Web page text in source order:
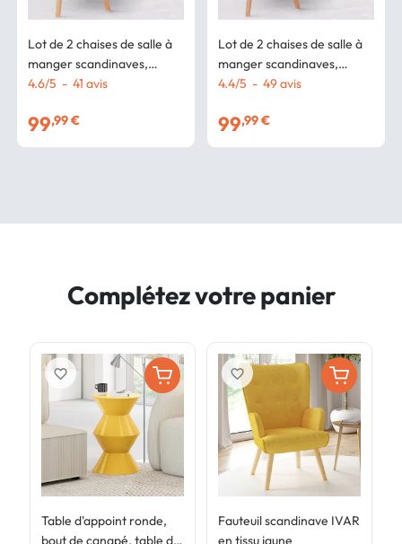
Lot de 2 chaises de salle à
manger scandinaves,
fauteuils de table SARA
couleurs
4.6/5 - 41 avis
99,99 €
Lot de 2 chaises de salle à
manger scandinaves,
fauteuils de table SARA
4.4/5 - 49avis
99,99 €
Complétez votre panier
Table d'appoint ronde,
bout de canapé, table de
favorite_border
Fauteuil scandinave IVAR
en tissu jaune
favorite_border